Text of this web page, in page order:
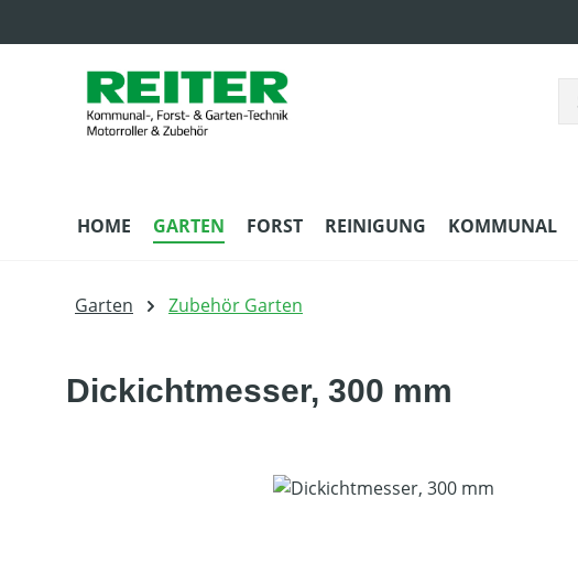
HOME GARTEN FORST REINIGUNG KOMMUNAL
Garten Zubehör Garten
Dickichtmesser, 300 mm